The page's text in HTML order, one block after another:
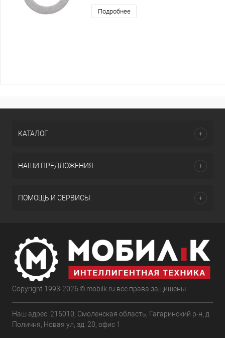
Подробнее
КАТАЛОГ
НАШИ ПРЕДЛОЖЕНИЯ
ПОМОЩЬ И СЕРВИСЫ
Copyright 1993-2026 © mobilk.ru все права защищены.
Наш адрес: 215010, Смоленская область, Гагаринский р-н, д
Поличня, Новая ул, зд. 20, офис 1